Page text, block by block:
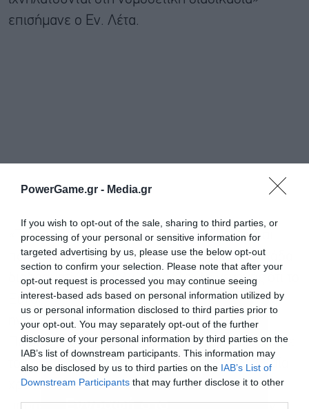
PowerGame.gr - Media.gr
If you wish to opt-out of the sale, sharing to third parties, or
processing of your personal or sensitive information for
targeted advertising by us, please use the below opt-out
section to confirm your selection. Please note that after your
opt-out request is processed you may continue seeing
interest-based ads based on personal information utilized by
us or personal information disclosed to third parties prior to
your opt-out. You may separately opt-out of the further
disclosure of your personal information by third parties on the
IAB’s list of downstream participants. This information may
also be disclosed by us to third parties on the IAB’s List of
Downstream Participants that may further disclose it to other
επισήμανε ο Εν. Λέτα.
«Τώρα είναι η ώρα της εφαρμογής. Και είμαι
πολύ χαρούμενος που είμαι εδώ γιατί η Ελλάδα
διαδραματίζει θεμελιώδη ρόλο. Το γεγονός ότι το
Eurogroup λειτουργεί αυτή τη στιγμή υπό την
ηγεσία της Ελλάδας και του Κυριάκου
Πιερρακάκη είναι κάτι τεράστιο για τον τρόπο με
τον οποίο η Ευρώπη έχει εργαστεί τα τελευταία
χρόνια και είμαι σίγουρος ότι αυτή η ηγεσία
μπορεί να βοηθήσει στην ολοκλήρωση όλων
Εγγραφή στο